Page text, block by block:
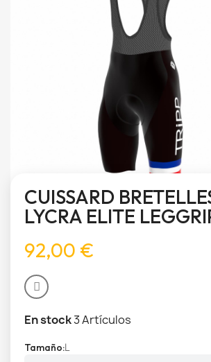
CUISSARD
LYCRA ELITE
92,00 €
En stock3 Artículos
Tamaño L